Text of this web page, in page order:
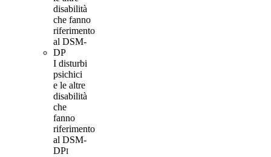
I disturbi
psichici
e le altre
disabilità
che
fanno
riferimento
al DSM-
DPI